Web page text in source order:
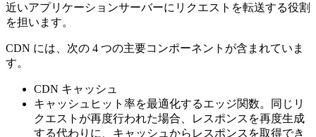
近いアプリケーションサーバーにリクエストを転送する役割
を担います。
CDN には、次の 4 つの主要コンポーネントが含まれていま
す。
CDN キャッシュ
キャッシュヒット率を最適化するエッジ関数。同じリ
クエストが再度行われた場合、レスポンスを再度生成
する代わりに、キャッシュからレスポンスを取得でき